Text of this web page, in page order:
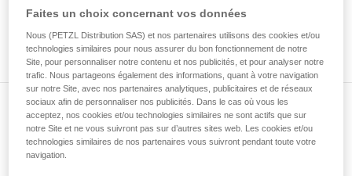
informations de la notice technique pour
d’informations.
Maîtriser ces techniques nécessite une
formation et un entraînement spécifique. Validez
avec un professionnel votre capacité à refaire
la manipulation, seul, en toute sécurité, avant
de la reproduire en autonomie.
Nous donnons des exemples de techniques
Voir tous les conseils
Abonnez-vous à la newsletter
et restez connecté à notre actualité
Faites un choix concernant vos données
Nous (PETZL Distribution SAS) et nos partenaires utilisons des cookies et/ou
technologies similaires pour nous assurer du bon fonctionnement de notre
Site, pour personnaliser notre contenu et nos publicités, et pour analyser notre
trafic. Nous partageons également des informations, quant à votre navigation
sur notre Site, avec nos partenaires analytiques, publicitaires et de réseaux
sociaux afin de personnaliser nos publicités. Dans le cas où vous les
acceptez, nos cookies et/ou technologies similaires ne sont actifs que sur
notre Site et ne vous suivront pas sur d’autres sites web. Les cookies et/ou
technologies similaires de nos partenaires vous suivront pendant toute votre
navigation.